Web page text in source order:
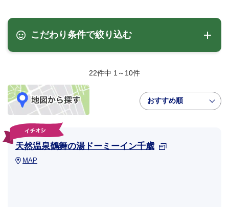
こだわり条件で絞り込む
22件中 1～10件
おすすめ順
天然温泉鶴舞の湯ドーミーイン千歳
MAP